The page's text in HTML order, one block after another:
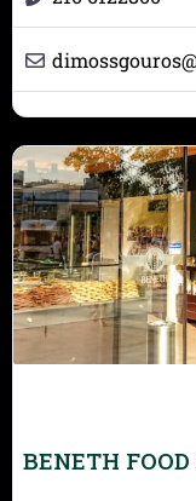
dimossgouros
BENETH